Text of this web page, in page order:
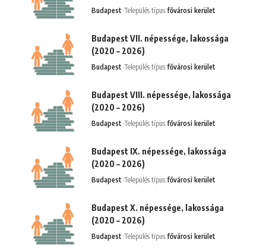
Budapest Település típus:fővárosi kerület
Budapest VII. népessége, lakossága
(2020 – 2026)
Budapest Település típus:fővárosi kerület
Budapest VIII. népessége, lakossága
(2020 – 2026)
Budapest Település típus:fővárosi kerület
Budapest IX. népessége, lakossága
(2020 – 2026)
Budapest Település típus:fővárosi kerület
Budapest X. népessége, lakossága
(2020 – 2026)
Budapest Település típus:fővárosi kerület